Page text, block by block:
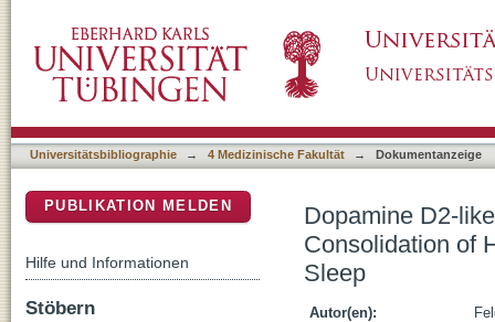
Reward Memories during Human Sleep
Universitätsbibliographie → 4 Medizinische Fakultät → Dokumentanzeige
Dopamine D2-
Consolidation of
Sleep
Autor(en):
PUBLIKATION MELDEN
Hilfe und Informationen
Stöbern